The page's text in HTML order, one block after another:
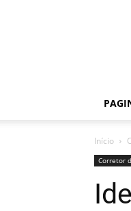
Início
Corretor